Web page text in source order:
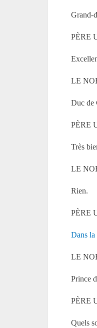
Grand-
PÈRE
LE
Duc de
PÈRE
Très
LE
Rien.
PÈRE
Dans la
LE
Prince
PÈRE
Quels